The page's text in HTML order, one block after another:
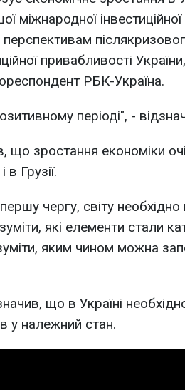
міжнародної
перспективам
привабливості України,
РБК-Україна.
періоді", -
що зростання економіки
в Грузії.
чергу, світу необхідно
які елементи стали
яким чином можна
що в Україні
у належний стан.